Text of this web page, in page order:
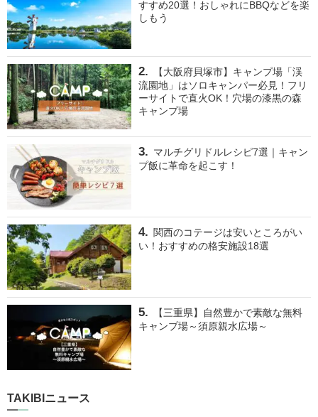
すすめ20選！おしゃれにBBQなどを楽
しもう
【大阪府貝塚市】キャンプ場「渓
流園地」はソロキャンパー必見！フリ
ーサイトで直火OK！穴場の漆黒の森
キャンプ場
マルチグリドルレシピ7選｜キャン
プ飯に革命を起こす！
関西のコテージは安いところがい
い！おすすめの格安施設18選
【三重県】自然豊かで素敵な無料
キャンプ場～須原親水広場～
TAKIBIニュース